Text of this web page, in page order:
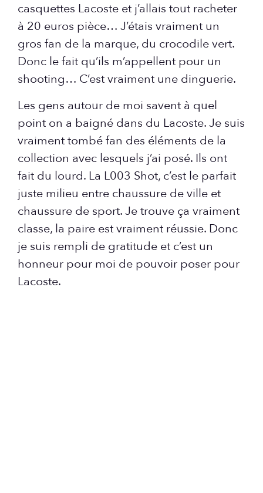
casquettes Lacoste et j’allais tout racheter
à 20 euros pièce… J’étais vraiment un
gros fan de la marque, du crocodile vert.
Donc le fait qu’ils m’appellent pour un
shooting… C’est vraiment une dinguerie.
Les gens autour de moi savent à quel
point on a baigné dans du Lacoste. Je suis
vraiment tombé fan des éléments de la
collection avec lesquels j’ai posé. Ils ont
fait du lourd. La L003 Shot, c’est le parfait
juste milieu entre chaussure de ville et
chaussure de sport. Je trouve ça vraiment
classe, la paire est vraiment réussie. Donc
je suis rempli de gratitude et c’est un
honneur pour moi de pouvoir poser pour
Lacoste.